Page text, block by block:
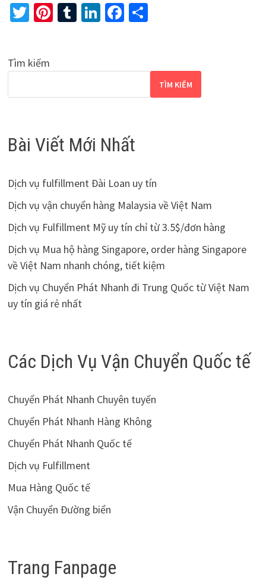
Twitter
Pinterest
Tumblr
LinkedIn
Facebook
Share
Tìm kiếm
TÌM KIẾM
Bài Viết Mới Nhất
Dịch vụ fulfillment Đài Loan uy tín
Dịch vụ vận chuyển hàng Malaysia về Việt Nam
Dịch vụ Fulfillment Mỹ uy tín chỉ từ 3.5$/đơn hàng
Dịch vụ Mua hộ hàng Singapore, order hàng Singapore
về Việt Nam nhanh chóng, tiết kiệm
Dịch vụ Chuyển Phát Nhanh đi Trung Quốc từ Việt Nam
uy tín giá rẻ nhất
Các Dịch Vụ Vận Chuyển Quốc tế
Chuyển Phát Nhanh Chuyên tuyến
Chuyển Phát Nhanh Hàng Không
Chuyển Phát Nhanh Quốc tế
Dịch vụ Fulfillment
Mua Hàng Quốc tế
Vận Chuyển Đường biển
Trang Fanpage